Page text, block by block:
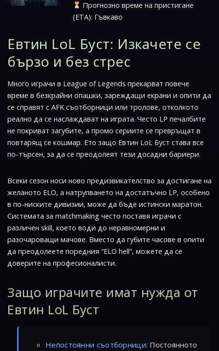
Прогнозно време на пристигане
(ETA): Гъвкаво
Евтин LoL Буст: Изкачете се
бързо и без стрес
Много играчи в League of Legends прекарват повече
време в безкрайни опашки, зареждащи екрани и опити да
се справят с AFK съотборници или тролове, отколкото
реално да се наслаждават на играта. Често LP печалбите
не покриват загубите, а промо сериите се превръщат в
повтарящ се кошмар. Ето защо Евтин LoL Буст става все
по-търсен, за да се преодолеят тези досадни бариери.
Всеки сезон носи ново предизвикателство за достигане на
желаното ELO, а натрупването на достатъчно LP, особено
в по-ниските дивизии, може да бъде истински маратон.
Системата за matchmaking често поставя играчи с
различен skill, което води до неравномерни и
разочароващи мачове. Вместо да губите часове в опити
да преодолеете поредния “ELO hell”, можете да се
доверите на професионалисти.
Защо играчите имат нужда от
Евтин LoL Буст
Непостоянни съотборници: Постоянното